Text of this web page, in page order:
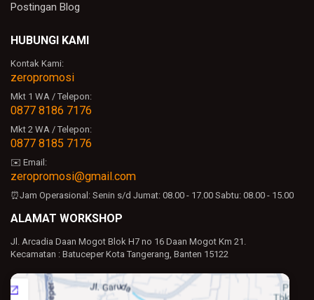
Postingan Blog
HUBUNGI KAMI
Kontak Kami:
zeropromosi
Mkt 1 WA / Telepon:
0877 8186 7176
Mkt 2 WA / Telepon:
0877 8185 7176
✉️ Email:
zeropromosi@gmail.com
⏰Jam Operasional: Senin s/d Jumat: 08.00 - 17.00 Sabtu: 08.00 - 15.00
ALAMAT WORKSHOP
Jl. Arcadia Daan Mogot Blok H7 no 16 Daan Mogot Km 21.
Kecamatan : Batuceper Kota Tangerang, Banten 15122